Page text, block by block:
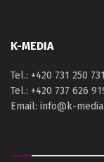
K-MEDIA
Tel.: +420 731 250 731
Tel.: +420 737 626
Email: info@k-